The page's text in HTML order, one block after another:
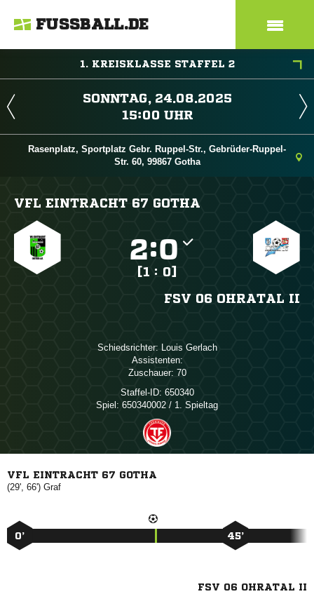
FUSSBALL.DE
1. KREISKLASSE STAFFEL 2
 
 
Rasenplatz, Sportplatz Gebr. Ruppel-Str., Gebrüder-Ruppel-
Str. 60, 99867 Gotha
VFL EINTRACHT 67 GOTHA
:
[1 : 0]
FSV 06 OHRATAL II
Schiedsrichter:  
Assistenten:
Zuschauer: 70
Staffel-ID: 650340
Spiel: 650340002 / 1. Spieltag
VFL EINTRACHT 67 GOTHA
(29', 66') 
0’ 45’
FSV 06 OHRATAL II